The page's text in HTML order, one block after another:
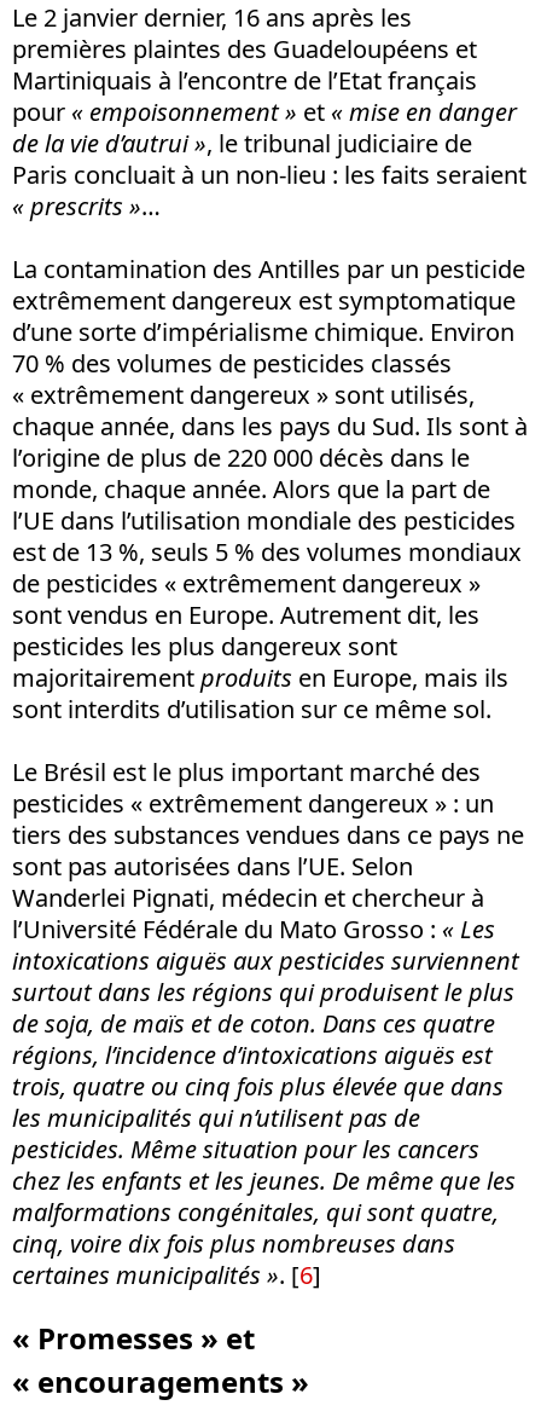
Le 2 janvier dernier, 16 ans après les
premières plaintes des Guadeloupéens et
Martiniquais à l’encontre de l’Etat français
pour « empoisonnement » et « mise en danger
de la vie d’autrui », le tribunal judiciaire de
Paris concluait à un non-lieu : les faits seraient
« prescrits »…
La contamination des Antilles par un pesticide
extrêmement dangereux est symptomatique
d’une sorte d’impérialisme chimique. Environ
70 % des volumes de pesticides classés
« extrêmement dangereux » sont utilisés,
chaque année, dans les pays du Sud. Ils sont à
l’origine de plus de 220 000 décès dans le
monde, chaque année. Alors que la part de
l’UE dans l’utilisation mondiale des pesticides
est de 13 %, seuls 5 % des volumes mondiaux
de pesticides « extrêmement dangereux »
sont vendus en Europe. Autrement dit, les
pesticides les plus dangereux sont
majoritairementproduits en Europe, mais ils
sont interdits d’utilisation sur ce même sol.
Le Brésil est le plus important marché des
pesticides « extrêmement dangereux » : un
tiers des substances vendues dans ce pays ne
sont pas autorisées dans l’UE. Selon
Wanderlei Pignati, médecin et chercheur à
l’Université Fédérale du Mato Grosso : « Les
intoxications aiguës aux pesticides surviennent
surtout dans les régions qui produisent le plus
de soja, de maïs et de coton. Dans ces quatre
régions, l’incidence d’intoxications aiguës est
trois, quatre ou cinq fois plus élevée que dans
les municipalités qui n’utilisent pas de
pesticides. Même situation pour les cancers
chez les enfants et les jeunes. De même que les
malformations congénitales, qui sont quatre,
cinq, voire dix fois plus nombreuses dans
certaines municipalités ». [6]
« Promesses » et
« encouragements »